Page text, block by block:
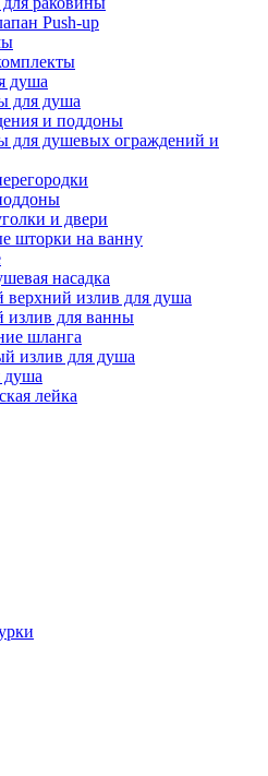
Push-up
душа
для душа
и поддоны
для душевых ограждений и
и двери
шторки на ванну
насадка
верхний излив для душа
излив для ванны
шланга
излив для душа
душа
лейка